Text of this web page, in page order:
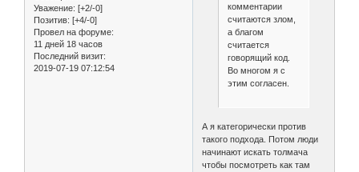
Уважение: [+2/-0]
Позитив: [+4/-0]
Провел на форуме:
11 дней 18 часов
Последний визит:
2019-07-19 07:12:54
комментарии
считаются злом,
а благом
считается
говорящий код.
Во многом я с
этим согласен.
А я категорически против
такого подхода. Потом люди
начинают искать толмача
чтобы посмотреть как там